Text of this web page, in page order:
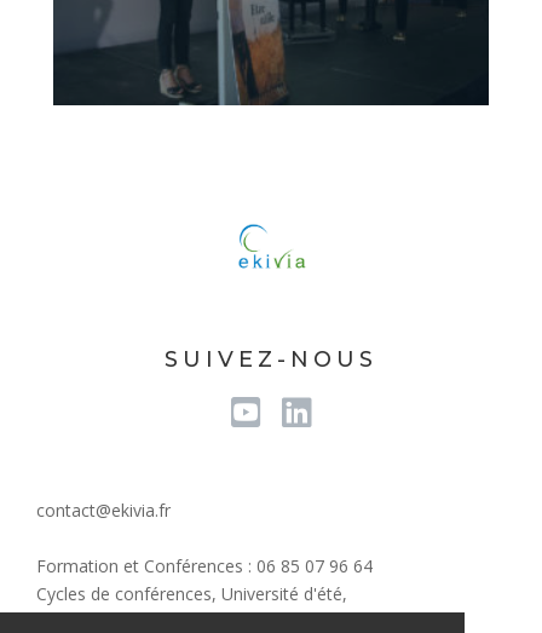
SUIVEZ-NOUS
Youtube
Linkedin
contact@ekivia.fr
Formation et Conférences : 06 85 07 96 64
Cycles de conférences, Université d'été,